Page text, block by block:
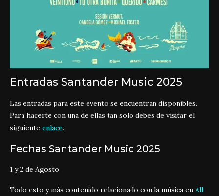
Entradas Santander Music 2025
Las entradas para este evento se encuentran disponibles.
Para hacerte con una de ellas tan solo debes de visitar el
siguiente enlace.
Fechas Santander Music 2025
1 y 2 de Agosto
Todo esto y más contenido relacionado con la música en All